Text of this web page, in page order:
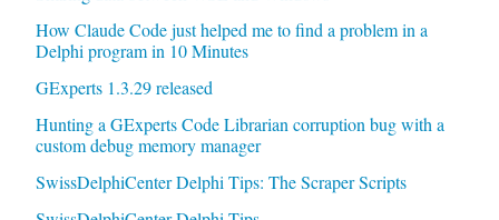
How Claude Code just helped me to find a problem in a
Delphi program in 10 Minutes
GExperts 1.3.29 released
Hunting a GExperts Code Librarian corruption bug with a
custom debug memory manager
SwissDelphiCenter Delphi Tips: The Scraper Scripts